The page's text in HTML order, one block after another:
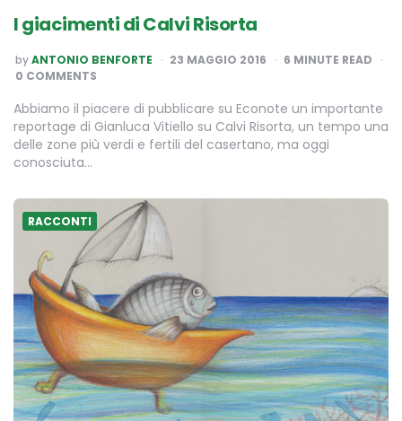
I giacimenti di Calvi Risorta
POSTED
BY
byANTONIO BENFORTE 23 MAGGIO 2016 6 MINUTE READ
0 COMMENTS
Abbiamo il piacere di pubblicare su Econote un importante
reportage di Gianluca Vitiello su Calvi Risorta, un tempo una
delle zone più verdi e fertili del casertano, ma oggi
conosciuta…
RACCONTI